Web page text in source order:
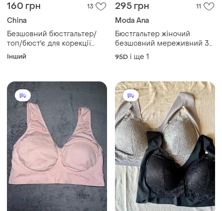
160 грн 13
China
Безшовний бюстгальтер/
топ/бюст'є для корекції
постави. розмір - "l"
Інший
295 грн 11
Moda Ana
Бюстгальтер жіночий
безшовний мереживний 3xl
xxxl чорний без кісточок
95D і ще 1